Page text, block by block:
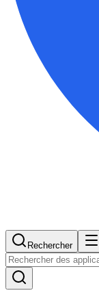
Rechercher